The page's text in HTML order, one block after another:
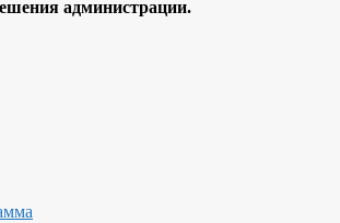
администрации.